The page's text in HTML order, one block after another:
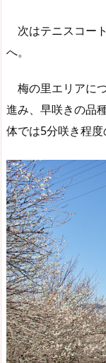
次はテニスコー
へ。
梅の里エリアに
進み、早咲きの品
体では5分咲き程度